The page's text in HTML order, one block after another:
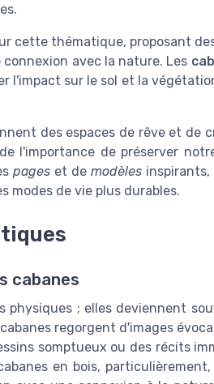
cette thématique, proposant
avec la nature. Les
l'impact sur le sol et la
des espaces de rêve et de
l'importance de préserver
pages et de modèles
modes de vie plus durables.
cabanes
; elles deviennent
regorgent d'images
somptueux ou des récits
en bois,